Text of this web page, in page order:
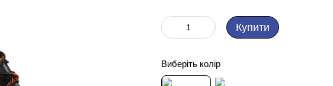
Купити
Виберіть колір